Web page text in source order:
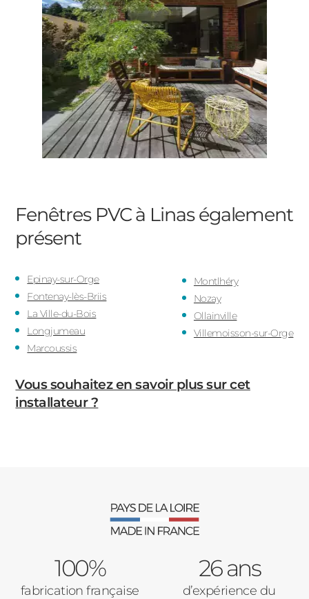
Fenêtres PVC à Linaségalement
présent
Epinay-sur-Orge
Fontenay-lès-Briis
La Ville-du-Bois
Longjumeau
Marcoussis
Montlhéry
Nozay
Ollainville
Villemoisson-sur-Orge
Vous souhaitez en savoir plus sur cet
installateur ?
100%
fabrication française
26 ans
d’expérience du